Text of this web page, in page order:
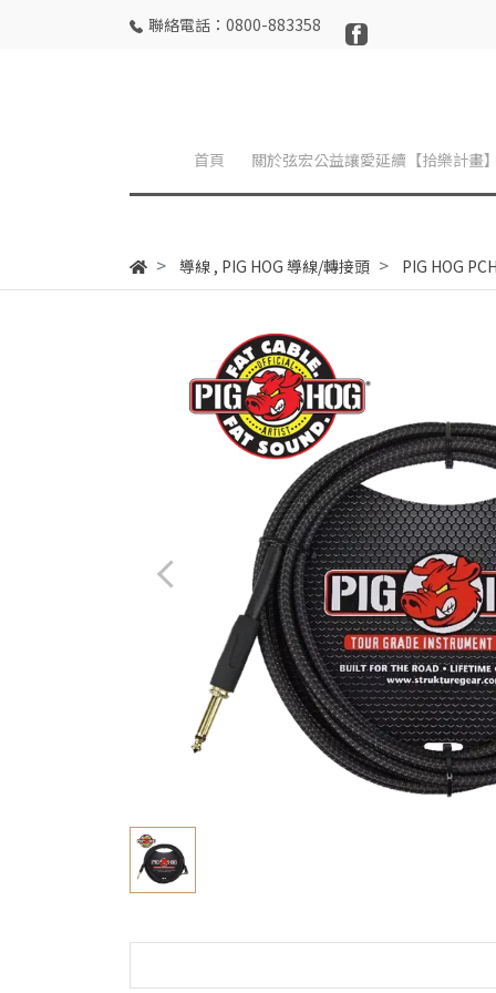
聯絡電話：0800-883358
首頁 關於弦宏公益讓愛延續【拾樂計畫
導線, PIG HOG 導線/轉接頭 PIG HOG